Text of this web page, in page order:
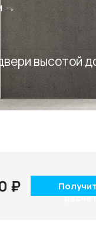
высотой
₽